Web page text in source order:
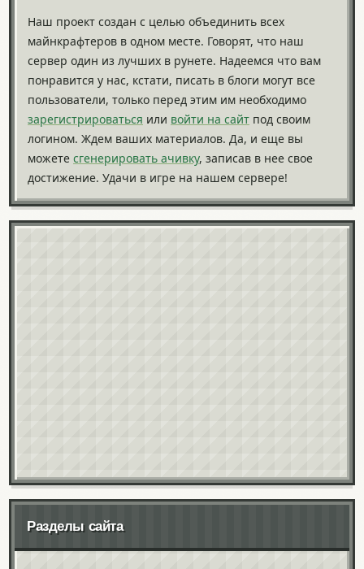
Наш проект создан с целью объединить всех
майнкрафтеров в одном месте. Говорят, что наш
сервер один из лучших в рунете. Надеемся что вам
понравится у нас, кстати, писать в блоги могут все
пользователи, только перед этим им необходимо
зарегистрироваться или войти на сайт под своим
логином. Ждем ваших материалов. Да, и еще вы
можете сгенерировать ачивку, записав в нее свое
достижение. Удачи в игре на нашем сервере!
Разделы сайта